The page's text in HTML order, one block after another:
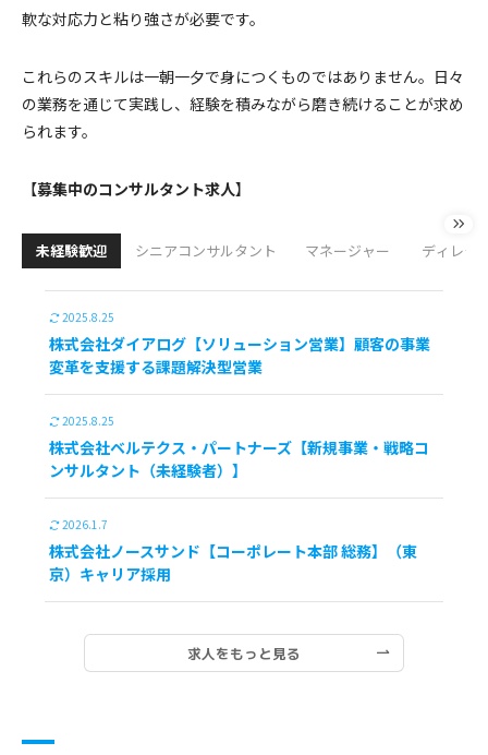
軟な対応力と粘り強さが必要です。
これらのスキルは一朝一夕で身につくものではありません。日々
の業務を通じて実践し、経験を積みながら磨き続けることが求め
られます。
【募集中のコンサルタント求人】
未経験歓迎 シニアコンサルタント マネージャー ディレク
2025.8.25
株式会社ダイアログ【ソリューション営業】顧客の事業
変革を支援する課題解決型営業
2025.8.25
株式会社ベルテクス・パートナーズ【新規事業・戦略コ
ンサルタント（未経験者）】
2026.1.7
株式会社ノースサンド【コーポレート本部 総務】（東
京）キャリア採用
求人をもっと見る